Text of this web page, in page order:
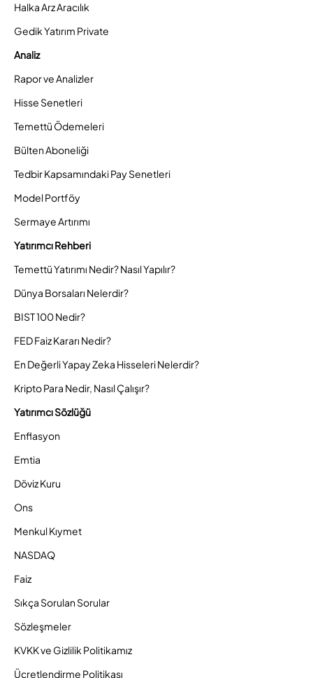
Halka Arz Aracılık
Gedik Yatırım Private
Analiz
Rapor ve Analizler
Hisse Senetleri
Temettü Ödemeleri
Bülten Aboneliği
Tedbir Kapsamındaki Pay Senetleri
Model Portföy
Sermaye Artırımı
Yatırımcı Rehberi
Temettü Yatırımı Nedir? Nasıl Yapılır?
Dünya Borsaları Nelerdir?
BIST 100 Nedir?
FED Faiz Kararı Nedir?
En Değerli Yapay Zeka Hisseleri Nelerdir?
Kripto Para Nedir, Nasıl Çalışır?
Yatırımcı Sözlüğü
Enflasyon
Emtia
Döviz Kuru
Ons
Menkul Kıymet
NASDAQ
Faiz
Sıkça Sorulan Sorular
Sözleşmeler
KVKK ve Gizlilik Politikamız
Ücretlendirme Politikası